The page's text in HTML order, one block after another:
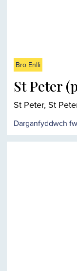
Bro Enlli
St Peter
St Peter, St
Darganfyddwch